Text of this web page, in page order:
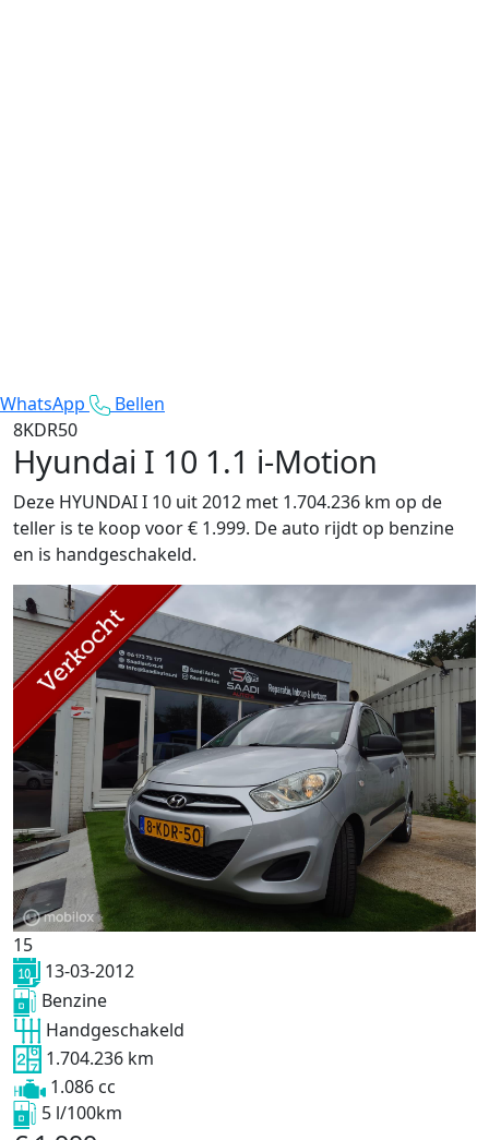
WhatsApp
Bellen
8KDR50
Hyundai I 10 1.1 i-Motion
Deze HYUNDAI I 10 uit 2012 met 1.704.236 km op de
teller is te koop voor € 1.999. De auto rijdt op benzine
en is handgeschakeld.
15
13-03-2012
Benzine
Handgeschakeld
1.704.236 km
1.086 cc
5 l/100km